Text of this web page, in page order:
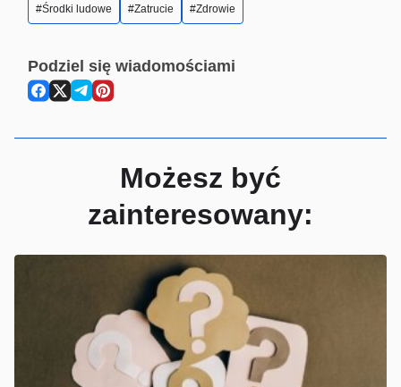
Środki ludowe Zatrucie Zdrowie
Podziel się wiadomościami
Możesz być
zainteresowany: